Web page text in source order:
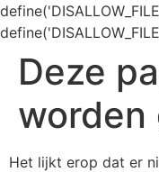
Deze
worden
Het lijkt erop dat er